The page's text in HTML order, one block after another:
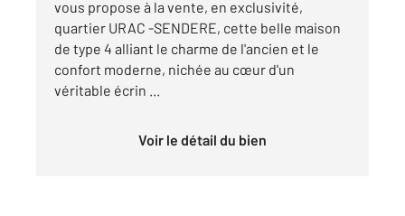
vous propose à la vente, en exclusivité,
quartier URAC -SENDERE, cette belle maison
de type 4 alliant le charme de l'ancien et le
confort moderne, nichée au cœur d'un
véritable écrin ...
Voir le détail du bien